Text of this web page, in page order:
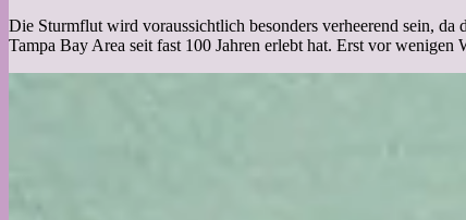
Die Sturmflut wird voraussichtlich besonders verheerend sein, da
Tampa Bay Area seit fast 100 Jahren erlebt hat. Erst vor